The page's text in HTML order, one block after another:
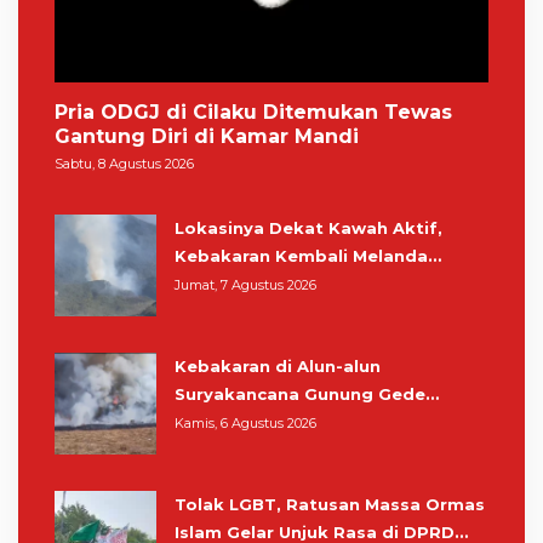
Pria ODGJ di Cilaku Ditemukan Tewas
Gantung Diri di Kamar Mandi
Sabtu, 8 Agustus 2026
Lokasinya Dekat Kawah Aktif,
Kebakaran Kembali Melanda
Kawasan Gunung Gede Pangrango
Jumat, 7 Agustus 2026
Kebakaran di Alun-alun
Suryakancana Gunung Gede
Pangrango, Relawan dan Warga
Kamis, 6 Agustus 2026
Tolak LGBT, Ratusan Massa Ormas
Islam Gelar Unjuk Rasa di DPRD